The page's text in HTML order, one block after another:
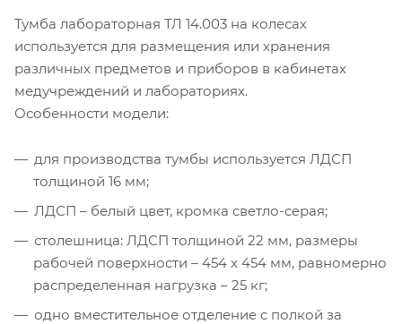
Тумба лабораторная ТЛ 14.003 на колесах
используется для размещения или хранения
различных предметов и приборов в кабинетах
медучреждений и лабораториях.
Особенности модели:
для производства тумбы используется ЛДСП
толщиной 16 мм;
ЛДСП – белый цвет, кромка светло-серая;
столешница: ЛДСП толщиной 22 мм, размеры
рабочей поверхности – 454 х 454 мм, равномерно
распределенная нагрузка – 25 кг;
одно вместительное отделение с полкой за